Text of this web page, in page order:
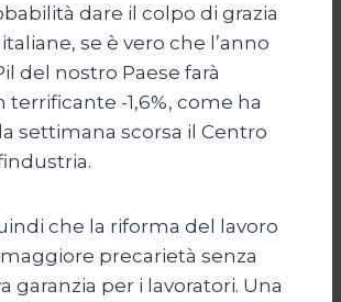
dare il colpo di grazia
se è vero che l’anno
del nostro Paese farà
terrificante -1,6%, come ha
settimana scorsa il Centro
che la riforma del lavoro
precarietà senza
garanzia per i lavoratori. Una